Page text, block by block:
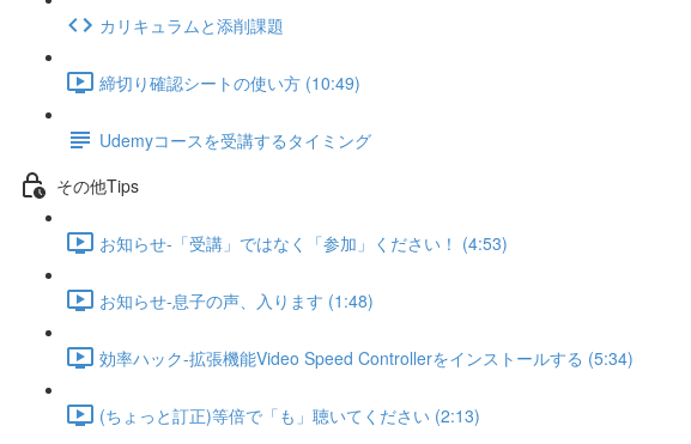
カリキュラムと添削課題
締切り確認シートの使い方 (10:49)
Udemyコースを受講するタイミング
その他Tips
お知らせ-「受講」ではなく「参加」ください！ (4:53)
お知らせ-息子の声、入ります (1:48)
効率ハック-拡張機能Video Speed Controllerをインストールする (5:34)
(ちょっと訂正)等倍で「も」聴いてください (2:13)